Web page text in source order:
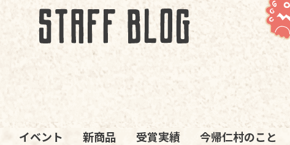
イベント 新商品 受賞実績 今帰仁村のこと